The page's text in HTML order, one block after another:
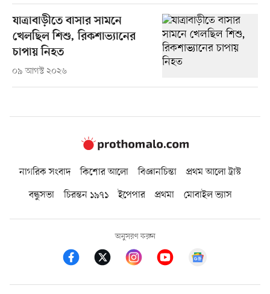
যাত্রাবাড়ীতে বাসার সামনে
খেলছিল শিশু, রিকশাভ্যানের
চাপায় নিহত
০৯ আগস্ট ২০২৬
নাগরিক সংবাদ কিশোর আলো বিজ্ঞানচিন্তা
প্রথম আলো ট্রাস্ট
বন্ধুসভা
চিরন্তন ১৯৭১ ইপেপার প্রথমা মোবাইল ভ্যাস
অনুসরণ করুন